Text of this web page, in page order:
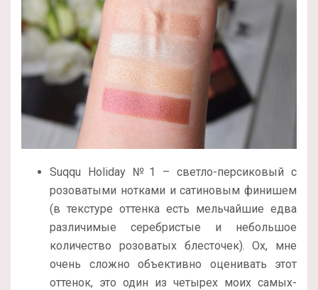
Suqqu Holiday №1 – светло-персиковый с
розоватыми нотками и сатиновым финишем
(в текстуре оттенка есть мельчайшие едва
различимые серебристые и небольшое
количество розоватых блесточек). Ох, мне
очень сложно объективно оценивать этот
оттенок, это один из четырех моих самых-